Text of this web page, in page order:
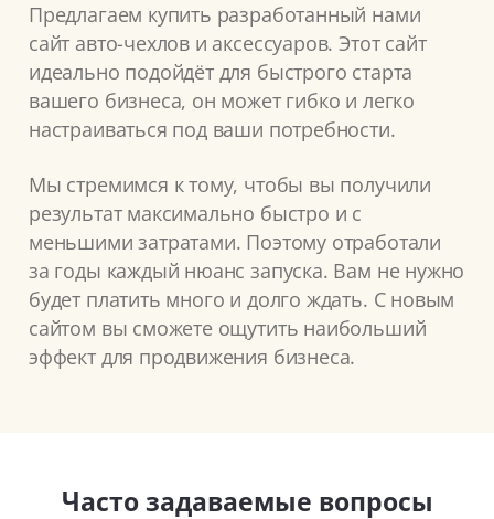
Предлагаем купить разработанный нами
сайт авто-чехлов и аксессуаров. Этот сайт
идеально подойдёт для быстрого старта
вашего бизнеса, он может гибко и легко
настраиваться под ваши потребности.
Мы стремимся к тому, чтобы вы получили
результат максимально быстро и с
меньшими затратами. Поэтому отработали
за годы каждый нюанс запуска. Вам не нужно
будет платить много и долго ждать. С новым
сайтом вы сможете ощутить наибольший
эффект для продвижения бизнеса.
Часто задаваемые вопросы